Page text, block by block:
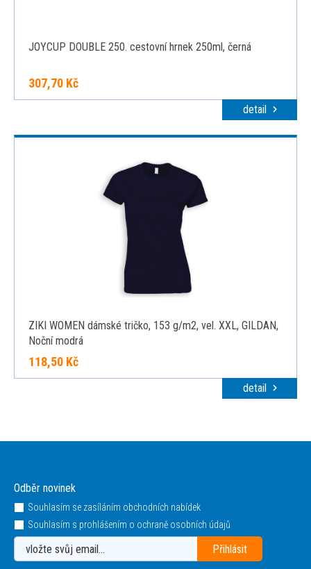
JOYCUP DOUBLE 250. cestovní hrnek 250ml, černá
307,70 Kč
detail
ZIKI WOMEN dámské tričko, 153 g/m2, vel. XXL, GILDAN,
Noční modrá
118,50 Kč
detail
Odběr novinek
Souhlasím se zasíláním obchodních nabídek
Souhlasím s prohlášením o ochraně osobních údajů